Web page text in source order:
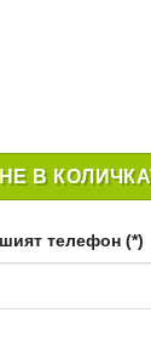
БОЯ
В
телефон (*)